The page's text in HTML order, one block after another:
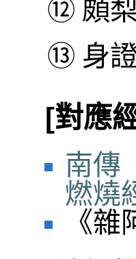
⑫ 頗
⑬ 身
[對應
南傳
燃燒
《